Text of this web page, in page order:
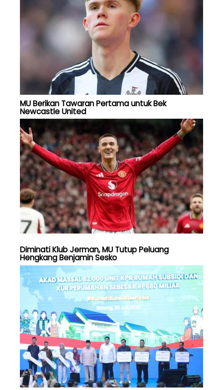
MU Berikan Tawaran Pertama untuk Bek
Newcastle United
Diminati Klub Jerman, MU Tutup Peluang
Hengkang Benjamin Sesko